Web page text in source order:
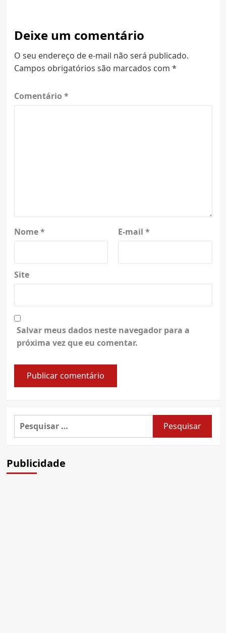
Deixe um comentário
O seu endereço de e-mail não será publicado.
Campos obrigatórios são marcados com *
Comentário *
Nome* E-mail *
Site
Salvar meus dados neste navegador para a
próxima vez que eu comentar.
Pesquisar
Publicidade